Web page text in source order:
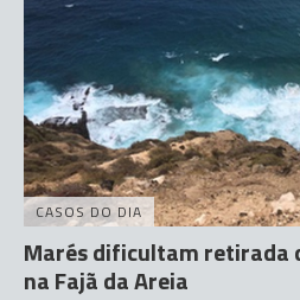
CASOS DO DIA
Marés dificultam retirada
na Fajã da Areia